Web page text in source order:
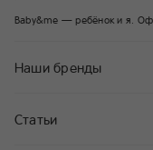
Baby&me — ребёнок и я.
Наши бренды
Статьи